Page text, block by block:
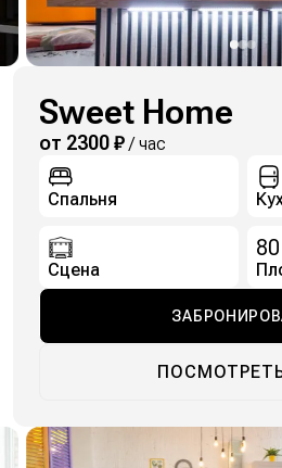
Sweet Home
от 2300 ₽ / час
Спальня
Сцена
80